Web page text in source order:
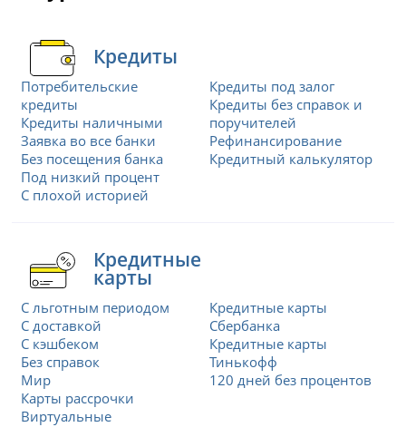
Кредиты
Потребительские
кредиты
Кредиты наличными
Заявка во все банки
Без посещения банка
Под низкий процент
С плохой историей
Кредиты под залог
Кредиты без справок и
поручителей
Рефинансирование
Кредитный калькулятор
Кредитные
карты
С льготным периодом
С доставкой
С кэшбеком
Без справок
Мир
Карты рассрочки
Виртуальные
Кредитные карты
Сбербанка
Кредитные карты
Тинькофф
120 дней без процентов